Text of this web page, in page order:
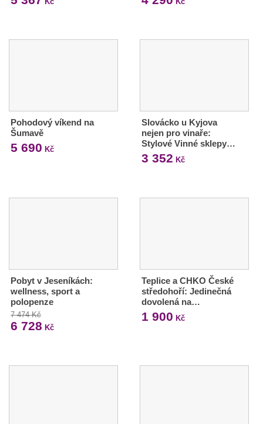
Pohodový víkend na
Šumavě
5 690 Kč
Slovácko u Kyjova
nejen pro vinaře:
Stylové Vinné sklepy…
3 352 Kč
Pobyt v Jeseníkách:
wellness, sport a
polopenze
7 474 Kč
6 728 Kč
Teplice a CHKO České
středohoří: Jedinečná
dovolená na…
1 900 Kč